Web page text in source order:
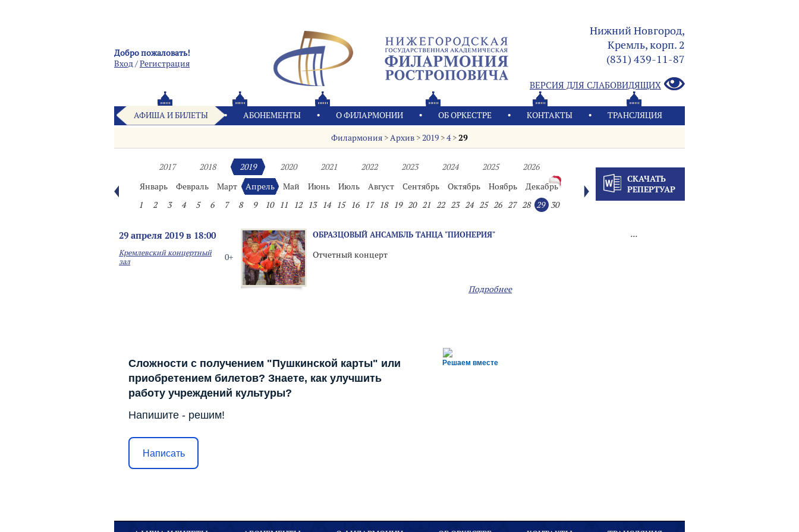
Добро пожаловать!
Вход/Pегистрация
Нижний Новгород,
Кремль, корп. 2
(831) 439-11-87
ВЕРСИЯ ДЛЯ СЛАБОВИДЯЩИХ
АФИША И БИЛЕТЫ АБОНЕМЕНТЫ О ФИЛАРМОНИИ OБ ОРКЕСТРЕ КОНТАКТЫ ТРАНСЛЯЦИЯ
Филармония >Архив >2019 >4>29
2017 2018 2019 2020 2021 2022 2023 2024 2025
2026
Январь
Февраль Март Апрель Май Июнь Июль Август Сентябрь Октябрь Ноябрь
Декабрь
1
2 3 4 5 6 7 8 9 10 11 12 13 14 15 16 17 18 19 20 21 22 23 24 25 26 27 28 29 30
СКАЧАТЬ
РЕПЕРТУАР
29 апреля 2019 в 18:00
0+
Кремлевский концертный
зал
ОБРАЗЦОВЫЙ АНСАМБЛЬ ТАНЦА "ПИОНЕРИЯ"
Отчетный концерт
Подробнее
...
Решаем вместе
Сложности с получением "Пушкинской карты" или
приобретением билетов? Знаете, как улучшить
работу учреждений культуры?
Напишите - решим!
Написать